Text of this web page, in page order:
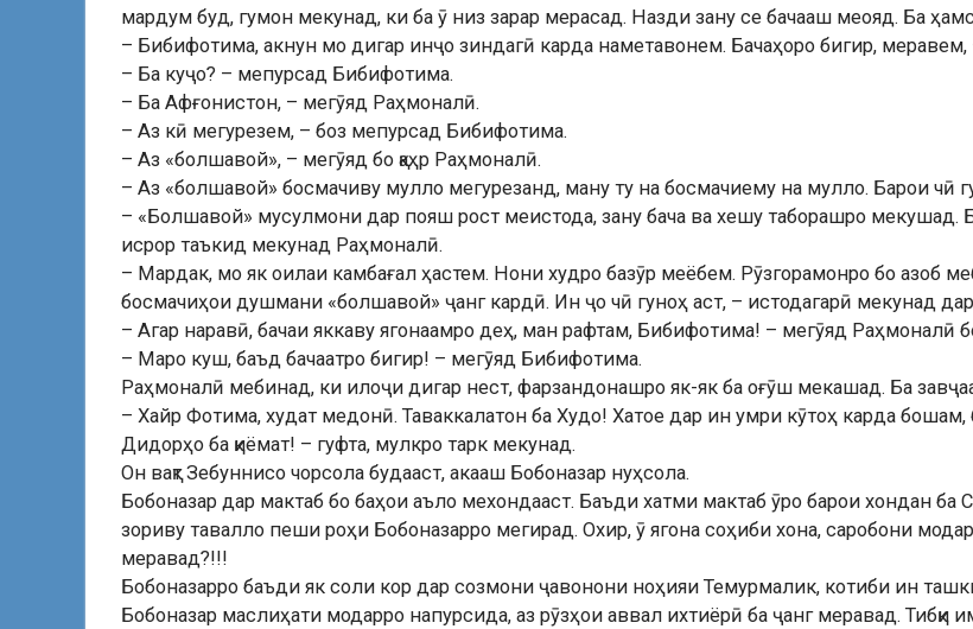
мардум буд, гумон мекунад, ки ба ӯ низ зарар мерасад. Назди зану се бачааш меояд. Ба
– Бибифотима, акнун мо дигар инҷо зиндагӣ карда наметавонем. Бачаҳоро бигир, меравем,
– Ба куҷо? – мепурсад Бибифотима.
– Ба Афғонистон, – мегӯяд Раҳмоналӣ.
– Аз кӣ мегурезем, – боз мепурсад Бибифотима.
– Аз «болшавой», – мегӯяд бо қаҳр Раҳмоналӣ.
– Аз «болшавой» босмачиву мулло мегурезанд, ману ту на босмачиему на мулло. Барои чӣ
– «Болшавой» мусулмони дар пояш рост меистода, зану бача ва хешу таборашро мекушад.
исрор таъкид мекунад Раҳмоналӣ.
– Мардак, мо як оилаи камбағал ҳастем. Нони худро базӯр меёбем. Рӯзгорамонро бо азоб
босмачиҳои душмани «болшавой» ҷанг кардӣ. Ин ҷо чӣ гуноҳ аст, – истодагарӣ мекунад
– Агар наравӣ, бачаи яккаву ягонаамро деҳ, ман рафтам, Бибифотима! – мегӯяд Раҳмоналӣ бо
– Маро куш, баъд бачаатро бигир! – мегӯяд Бибифотима.
Раҳмоналӣ мебинад, ки илоҷи дигар нест, фарзандонашро як-як ба оғӯш мекашад. Ба
– Хайр Фотима, худат медонӣ. Таваккалатон ба Худо! Хатое дар ин умри кӯтоҳ карда
Дидорҳо ба қиёмат! – гуфта, мулкро тарк мекунад.
Он вақт Зебуннисо чорсола будааст, акааш Бобоназар нуҳсола.
Бобоназар дар мактаб бо баҳои аъло мехондааст. Баъди хатми мактаб ӯро барои хондан
зориву тавалло пеши роҳи Бобоназарро мегирад. Охир, ӯ ягона соҳиби хона, саробони
меравад?!!!
Бобоназарро баъди як соли кор дар созмони ҷавонони ноҳияи Темурмалик, котиби ин
Бобоназар маслиҳати модарро напурсида, аз рӯзҳои аввал ихтиёрӣ ба ҷанг меравад.